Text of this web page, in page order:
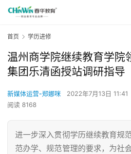
首页 学历进修
温州商学院继续教育学院
集团乐清函授站调研指导
新媒体运营-郑娜咪 2022年7月13日 11:41
阅读 8168
进一步深入贯彻学历继续教育规
范办学、规范管理的要求，为社